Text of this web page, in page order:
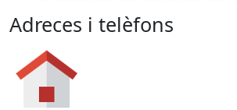
Adreces i telèfons